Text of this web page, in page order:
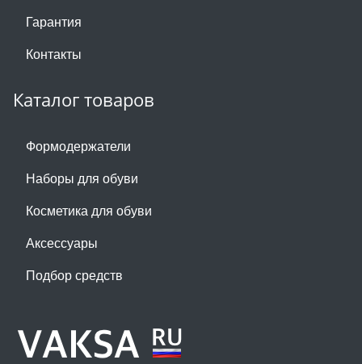
Гарантия
Контакты
Каталог товаров
Формодержатели
Наборы для обуви
Косметика для обуви
Аксессуары
Подбор средств